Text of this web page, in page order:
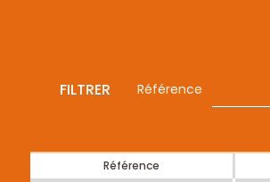
FILTRER Référence
Référence